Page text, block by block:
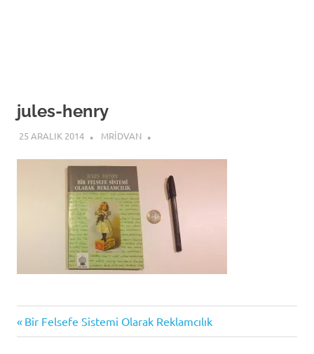
jules-henry
25 ARALIK 2014 MRIDVAN
Yazı
Previous
Post:
Bir Felsefe Sistemi Olarak Reklamcılık